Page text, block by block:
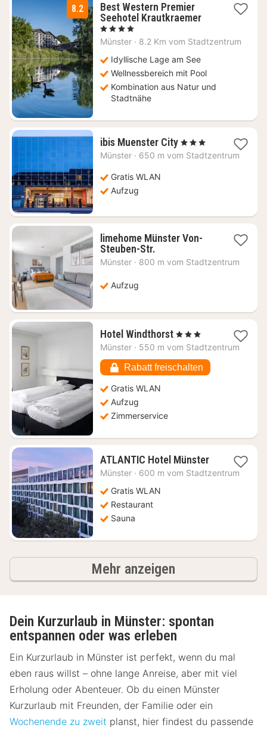
8.2
Best Western Premier
Seehotel Krautkraemer3
ab
€
, 4 Sterne
Münster · 8.2 Km vom Stadtzentrum
Idyllische Lage am See
Wellnessbereich mit Pool
Kombination aus Natur und
Stadtnähe
ibis Muenster City1
Nacht
, 3 Sterne
Münster · 650 m vom Stadtzentrum
Gratis WLAN
Aufzug
limehome Münster Von-
Steuben-Str.
Nacht
Münster · 800 m vom Stadtzentrum
Aufzug
Hotel Windthorst1
Nacht
77,14
€
, 3 Sterne
Münster · 550 m vom Stadtzentrum
Rabatt freischalten
Gratis WLAN
Aufzug
Zimmerservice
ATLANTIC Hotel Münster1
Nacht
Münster · 600 m vom Stadtzentrum
Gratis WLAN
Restaurant
Sauna
Mehr anzeigen
Dein Kurzurlaub in Münster: spontan
entspannen oder was erleben
Ein Kurzurlaub in Münster ist perfekt, wenn du mal
eben raus willst – ohne lange Anreise, aber mit viel
Erholung oder Abenteuer. Ob du einen Münster
Kurzurlaub mit Freunden, der Familie oder ein
Wochenende zu zweit planst, hier findest du passende